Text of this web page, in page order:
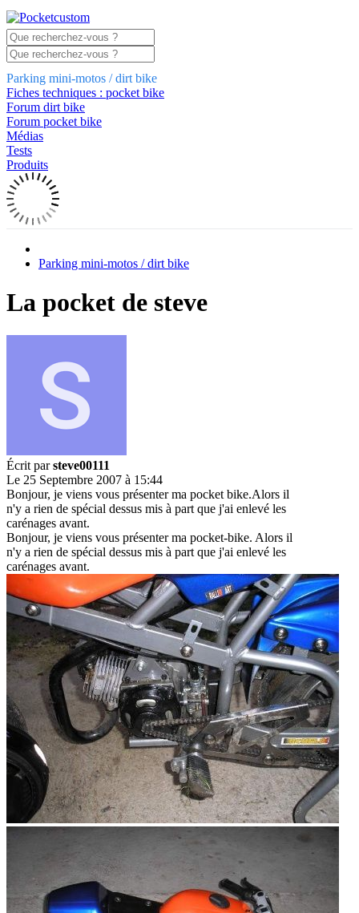
Parking mini-motos / dirt bike
Fiches techniques : pocket bike
Forum dirt bike
Forum pocket bike
Médias
Tests
Produits
Parking mini-motos / dirt bike
La pocket de steve
Écrit parsteve00111
Le 25 Septembre 2007 à 15:44
Bonjour, je viens vous présenter ma pocket bike.Alors il
n'y a rien de spécial dessus mis à part que j'ai enlevé les
carénages avant.
Bonjour, je viens vous présenter ma pocket-bike. Alors il
n'y a rien de spécial dessus mis à part que j'ai enlevé les
carénages avant.